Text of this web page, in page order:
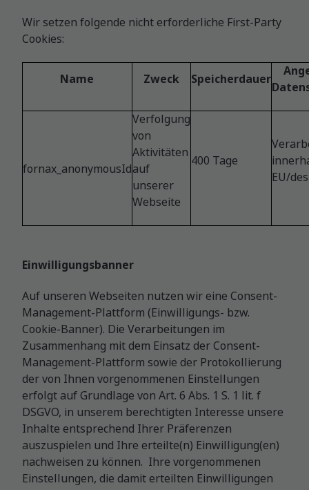
Wir setzen folgende nicht erforderliche First-Party
Cookies:
Name Zweck Speicherdauer
fornax_anonymousId
​Verfolgung
von
Aktivitäten
auf
unserer
Webseite
​400 Tage
EU/
Einwilligungsbanner
Auf unseren Webseiten nutzen wir eine Consent-
Management-Plattform (Einwilligungs- bzw.
Cookie-Banner). Die Verarbeitungen im
Zusammenhang mit dem Einsatz der Consent-
Management-Plattform sowie der Protokollierung
der von Ihnen vorgenommenen Einstellungen
erfolgt auf Grundlage von Art. 6 Abs. 1 S. 1 lit. f
DSGVO, in unserem berechtigten Interesse unsere
Inhalte entsprechend Ihrer Präferenzen
auszuspielen und Ihre erteilte(n) Einwilligung(en)
nachweisen zu können. Ihre vorgenommenen
Einstellungen, die damit erteilten Einwilligungen